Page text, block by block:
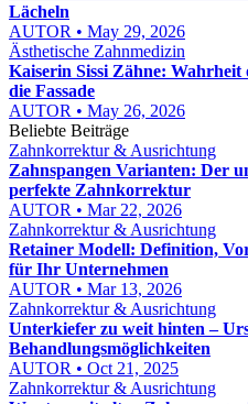
Lächeln
AUTOR • May 29, 2026
Ästhetische Zahnmedizin
Kaiserin Sissi Zähne:
die Fassade
AUTOR • May 26, 2026
Beliebte Beiträge
Zahnkorrektur & Ausrichtung
Zahnspangen Varianten: Der
perfekte Zahnkorrektur
AUTOR • Mar 22, 2026
Zahnkorrektur & Ausrichtung
Retainer Modell: Definition,
für Ihr Unternehmen
AUTOR • Mar 13, 2026
Zahnkorrektur & Ausrichtung
Unterkiefer zu weit hinten –
Behandlungsmöglichkeiten
AUTOR • Oct 21, 2025
Zahnkorrektur & Ausrichtung